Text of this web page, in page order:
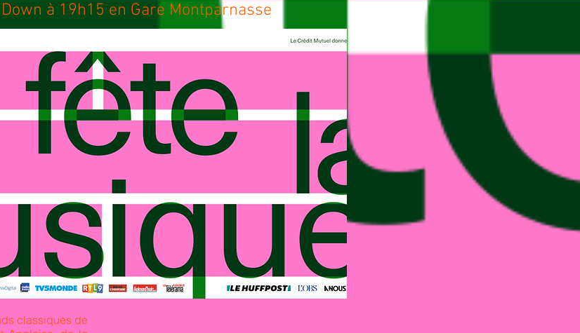
à 19h15 en Gare Montparnasse
classiques de